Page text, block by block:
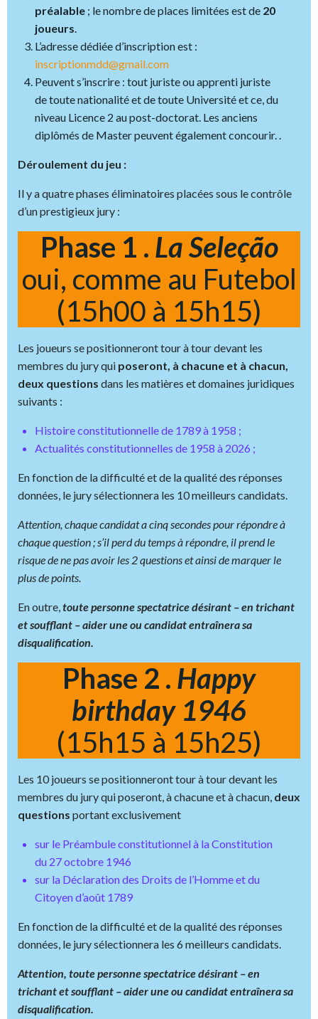
préalable ; le nombre de places limitées est de 20
joueurs
L’adresse dédiée d’inscription est :
inscriptionmdd@gmail.com
Peuvent s’inscrire : tout juriste ou apprenti juriste
de toute nationalité et de toute Université et ce, du
niveau Licence 2 au post-doctorat. Les anciens
diplômés de Master peuvent également concourir. .
Déroulement du jeu :
Il y a quatre phases éliminatoires placées sous le contrôle
d’un prestigieux jury :
Phase 1 . La Seleção
oui, comme au Futebol
(15h00 à 15h15)
Les joueurs se positionneront tour à tour devant les
membres du jury qui poseront, à chacune et à chacun,
deux questions dans les matières et domaines juridiques
suivants :
Histoire constitutionnelle de 1789 à 1958 ;
Actualités constitutionnelles de 1958 à 2026 ;
En fonction de la difficulté et de la qualité des réponses
données, le jury sélectionnera les 10 meilleurs candidats.
Attention, chaque candidat a cinq secondes pour répondre à
chaque question ; s’il perd du temps à répondre, il prend le
risque de ne pas avoir les 2 questions et ainsi de marquer le
plus de points.
En outre, toute personne spectatrice désirant – en trichant
et soufflant – aider une ou candidat entraînera sa
disqualification.
Phase 2 . Happy
birthday 1946
(15h15 à 15h25)
Les 10 joueurs se positionneront tour à tour devant les
membres du jury qui poseront, à chacune et à chacun, deux
questions portant exclusivement
sur le Préambule constitutionnel à la Constitution
du 27 octobre 1946
sur la Déclaration des Droits de l’Homme et du
Citoyen d’août 1789
En fonction de la difficulté et de la qualité des réponses
données, le jury sélectionnera les 6 meilleurs candidats.
Attention, toute personne spectatrice désirant – en
trichant et soufflant – aider une ou candidat entraînera sa
disqualification.